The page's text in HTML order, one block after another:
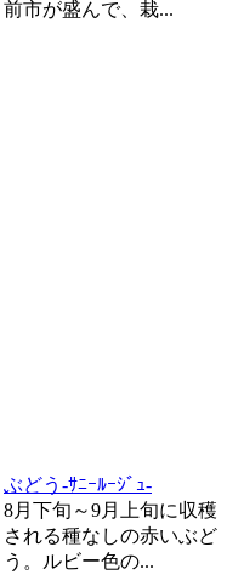
前市が盛んで、栽...
ぶどう-ｻﾆｰﾙｰｼﾞｭ-
8月下旬～9月上旬に収穫
される種なしの赤いぶど
う。ルビー色の...